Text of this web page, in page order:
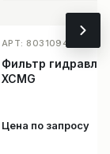
АРТ:
Фильтр
XCMG
Цена по запросу